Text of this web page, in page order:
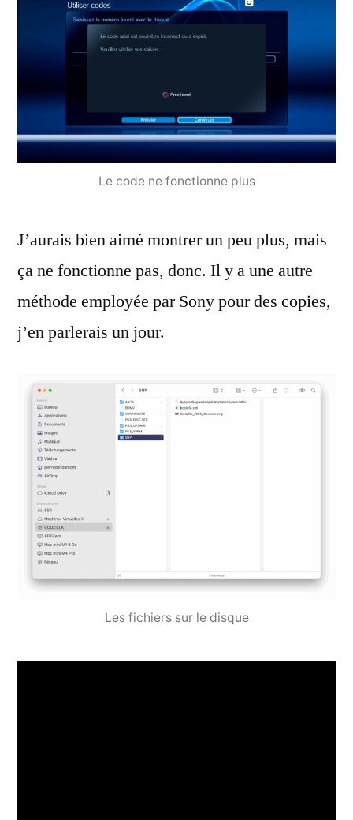
Le code ne fonctionne plus
J’aurais bien aimé montrer un peu plus, mais
ça ne fonctionne pas, donc. Il y a une autre
méthode employée par Sony pour des copies,
j’en parlerais un jour.
Les fichiers sur le disque